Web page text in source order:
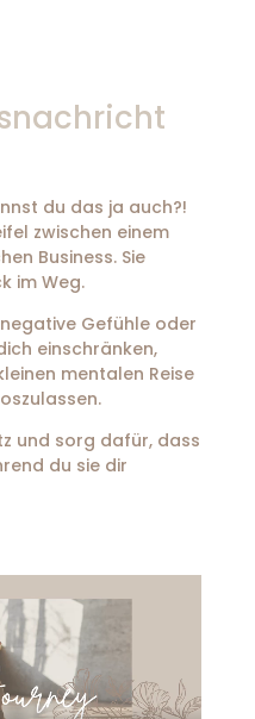
du das ja auch?!
zwischen einem
Business. Sie
im Weg.
Gefühle oder
einschränken,
mentalen Reise
und sorg dafür, dass
du sie dir